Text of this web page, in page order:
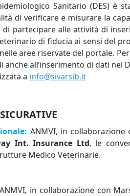
Sanitario (DES) è
di verificare e misurare la
di partecipare alle attività di
di fiducia ai sensi del
aree riservate del portale.
anche all’inserimento di dati nel
a info@sivarsib.it
ANMVI, in collaborazione
Int. Insurance Ltd, le
Medico Veterinarie.
ANMVI, in collaborazione con